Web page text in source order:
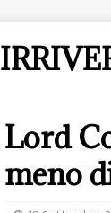
Lord
meno